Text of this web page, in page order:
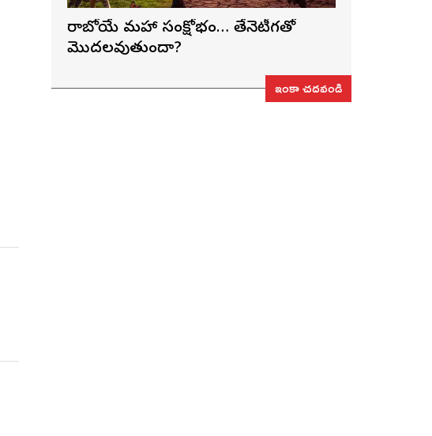
రాబోయే మహా సంక్షోభం… తేనెటీగతో
మొదలవుతుందా?
ఇంకా చదవండి